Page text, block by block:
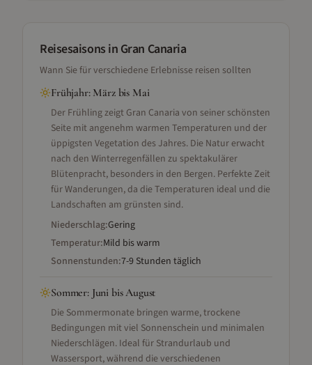
Reisesaisons in Gran Canaria
Wann Sie für verschiedene Erlebnisse reisen sollten
Frühjahr: März bis Mai
Der Frühling zeigt Gran Canaria von seiner schönsten
Seite mit angenehm warmen Temperaturen und der
üppigsten Vegetation des Jahres. Die Natur erwacht
nach den Winterregenfällen zu spektakulärer
Blütenpracht, besonders in den Bergen. Perfekte Zeit
für Wanderungen, da die Temperaturen ideal und die
Landschaften am grünsten sind.
Niederschlag:Gering
Temperatur:Mild bis warm
Sonnenstunden:7-9 Stunden täglich
Sommer: Juni bis August
Die Sommermonate bringen warme, trockene
Bedingungen mit viel Sonnenschein und minimalen
Niederschlägen. Ideal für Strandurlaub und
Wassersport, während die verschiedenen